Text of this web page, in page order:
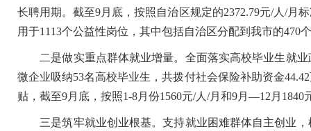
长聘用期。截至9月底，按照自治区规定的2372.79元/人/月
用于1113个公益性岗位，其中包括自治区分配到我市的470
二是做实重点群体就业增量。全面落实高校毕业生就业
微企业吸纳53名高校毕业生，共拨付社会保险补助资金
贴，截至9月底，按照1-8月份1560元/人/月和9月—12月
三是筑牢就业创业根基。支持就业困难群体自主创业，